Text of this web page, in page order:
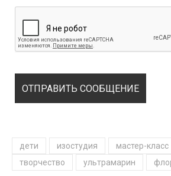
дети изостудия мастер-класс
творчество
ультрамарин